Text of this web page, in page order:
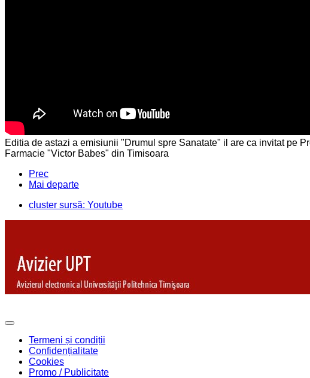
Editia de astazi a emisiunii "Drumul spre Sanatate" il are ca invitat pe
Farmacie "Victor Babes" din Timisoara
Prec
Mai departe
cluster sursă: Youtube
Termeni și condiții
Confidențialitate
Cookies
Promo / Publicitate